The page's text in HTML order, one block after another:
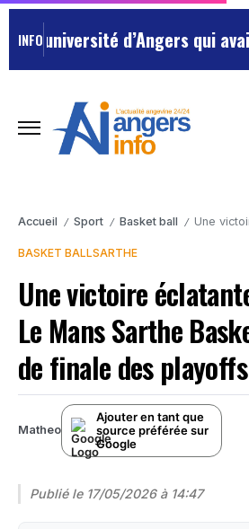
INFO d’Angers qui avait traité
Accueil / Sport / Basket ball / Une victoire éclatante
BASKET BALLSARTHE
Une victoire
Le Mans Sarthe
de finale des playoffs
Matheo
Ajouter en tant que
source préférée sur
Google
Publié le 17/05/2026 à 14:47